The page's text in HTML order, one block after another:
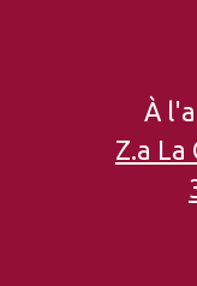
À
Z.a La